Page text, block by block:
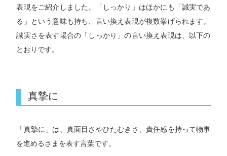
表現をご紹介しました。「しっかり」はほかにも「誠実であ
る」という意味も持ち、言い換え表現が複数挙げられます。
誠実さを表す場合の「しっかり」の言い換え表現は、以下の
とおりです。
真摯に
「真摯に」は、真面目さやひたむきさ、責任感を持って物事
を進めるさまを表す言葉です。